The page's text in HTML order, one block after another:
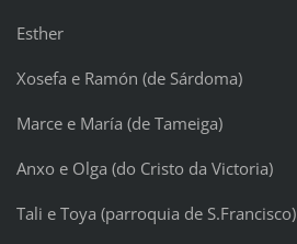
Esther
Xosefa e Ramón (de Sárdoma)
Marce e María (de Tameiga)
Anxo e Olga (do Cristo da Victoria)
Tali e Toya (parroquia de S.Francisco)